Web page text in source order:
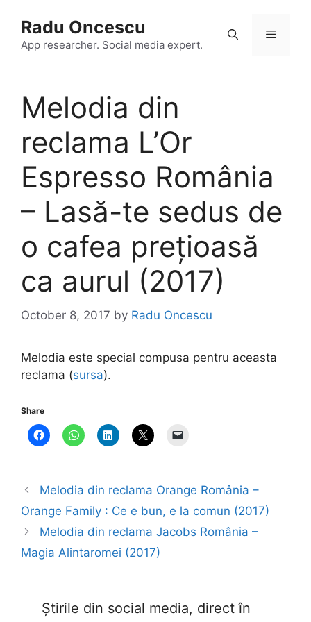
content
Radu Oncescu
App researcher. Social media expert.
Menu
Melodia din
reclama L’Or
Espresso România
– Lasă-te sedus de
o cafea prețioasă
ca aurul (2017)
October 8, 2017 by Radu Oncescu
Melodia este special compusa pentru aceasta
reclama (sursa).
Share
Melodia din reclama Orange România –
Orange Family : Ce e bun, e la comun (2017)
Melodia din reclama Jacobs România –
Magia Alintaromei (2017)
Știrile din social media, direct în